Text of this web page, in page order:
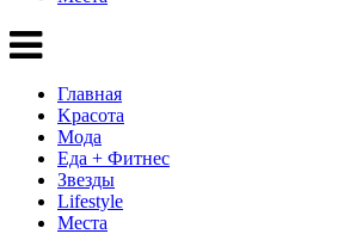
Главная
Kрасота
Мода
Еда + Фитнес
Звезды
Lifestyle
Mеста